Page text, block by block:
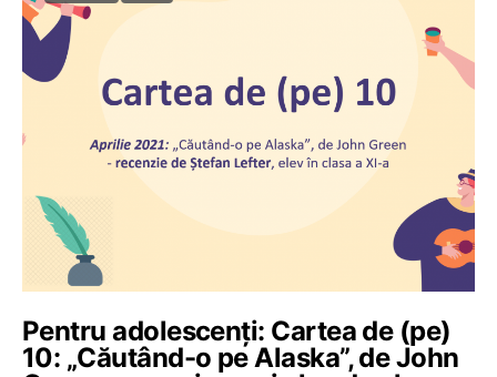
Pentru adolescenți: Cartea de (pe)
10: „Căutând-o pe Alaska”, de John